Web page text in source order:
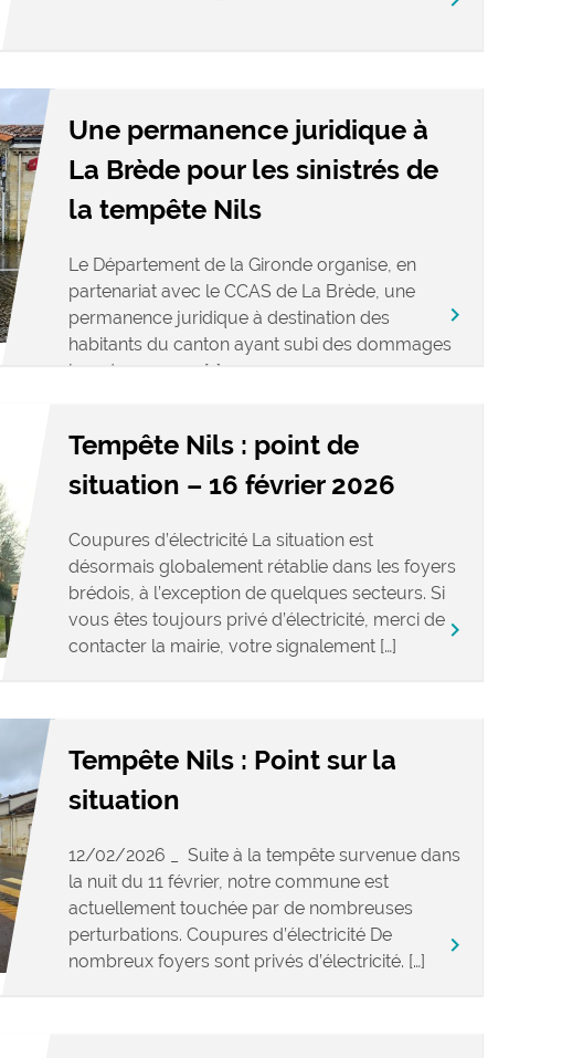
Une permanence juridique à
La Brède pour les sinistrés de
la tempête Nils
Le Département de la Gironde organise, en
partenariat avec le CCAS de La Brède, une
permanence juridique à destination des
habitants du canton ayant subi des dommages
lors du passage […]
keyboard_arrow_right
Tempête Nils : point de
situation – 16 février 2026
Coupures d’électricité La situation est
désormais globalement rétablie dans les foyers
brédois, à l’exception de quelques secteurs. Si
vous êtes toujours privé d’électricité, merci de
contacter la mairie, votre signalement […]
keyboard_arrow_right
Tempête Nils : Point sur la
situation
12/02/2026 _ Suite à la tempête survenue dans
la nuit du 11 février, notre commune est
actuellement touchée par de nombreuses
perturbations. Coupures d’électricité De
nombreux foyers sont privés d’électricité. […]
keyboard_arrow_right